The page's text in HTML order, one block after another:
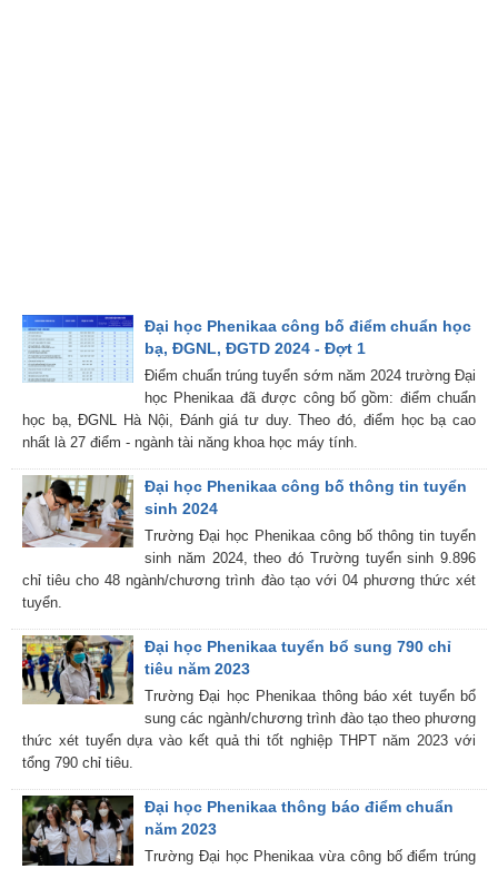
Đại học Phenikaa công bố điểm chuẩn học
bạ, ĐGNL, ĐGTD 2024 - Đợt 1
Điểm chuẩn trúng tuyển sớm năm 2024 trường Đại
học Phenikaa đã được công bố gồm: điểm chuẩn
học bạ, ĐGNL Hà Nội, Đánh giá tư duy. Theo đó, điểm học bạ cao
nhất là 27 điểm - ngành tài năng khoa học máy tính.
Đại học Phenikaa công bố thông tin tuyển
sinh 2024
Trường Đại học Phenikaa công bố thông tin tuyển
sinh năm 2024, theo đó Trường tuyển sinh 9.896
chỉ tiêu cho 48 ngành/chương trình đào tạo với 04 phương thức xét
tuyển.
Đại học Phenikaa tuyển bổ sung 790 chỉ
tiêu năm 2023
Trường Đại học Phenikaa thông báo xét tuyển bổ
sung các ngành/chương trình đào tạo theo phương
thức xét tuyển dựa vào kết quả thi tốt nghiệp THPT năm 2023 với
tổng 790 chỉ tiêu.
Đại học Phenikaa thông báo điểm chuẩn
năm 2023
Trường Đại học Phenikaa vừa công bố điểm trúng